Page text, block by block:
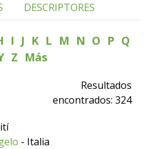
DESCRIPTORES
I J K L M N O P Q
Z Más
Resultados
encontrados: 324
- Italia